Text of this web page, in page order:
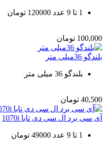
1 تا 9 عدد 120000 تومان
100,000 تومان
بلندگو 36میلی متر
بلندگو 36 میلی متر
40,500 تومان
آی سی برد ال سی دی تابا 1070i
1 تا 9 عدد 49000 تومان